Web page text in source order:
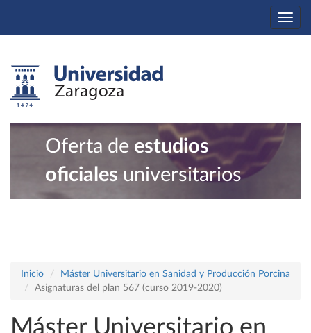
Oferta de estudios
oficiales universitarios
Inicio
Máster Universitario en Sanidad y Producción Porcina
Asignaturas del plan 567 (curso 2019-2020)
Máster Universitario en